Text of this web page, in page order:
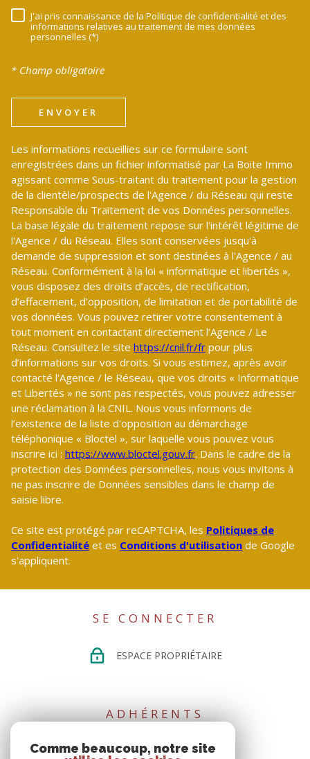
RÈGLEMENTATION
J'ai pris connaissance de la Politique de confidentialité et des
informations relatives au traitement de mes données
personnelles (*)
* Champ obligatoire
ENVOYER
Les informations recueillies sur ce formulaire sont
enregistrées dans un fichier informatisé par La Boite Immo
agissant comme Sous-traitant du traitement pour la gestion
de la clientèle/prospects de l'Agence / du Réseau qui reste
Responsable du Traitement de vos Données personnelles.
La base légale du traitement repose sur l'intérêt légitime de
l'Agence / du Réseau. Elles sont conservées jusqu'à
demande de suppression et sont destinées à l'Agence / au
Réseau. Conformément à la loi « informatique et libertés »,
vous disposez des droits d’accès, de rectification,
d’effacement, d’opposition, de limitation et de portabilité de
vos données. Vous pouvez retirer votre consentement à
tout moment en contactant directement l’Agence / Le
Réseau. Consultez le site https://cnil.fr/fr pour plus
d’informations sur vos droits. Si vous estimez, après avoir
contacté l'Agence / le Réseau, que vos droits « Informatique
et Libertés » ne sont pas respectés, vous pouvez adresser
une réclamation à la CNIL. Nous vous informons de
l’existence de la liste d'opposition au démarchage
téléphonique « Bloctel », sur laquelle vous pouvez vous
inscrire ici : https://www.bloctel.gouv.fr. Dans le cadre de la
protection des Données personnelles, nous vous invitons à
ne pas inscrire de Données sensibles dans le champ de
saisie libre.
Ce site est protégé par reCAPTCHA, les Politiques de
Confidentialité et es Conditions d'utilisation de Google
s'appliquent.
SE CONNECTER
ESPACE PROPRIÉTAIRE
ADHÉRENTS
Comme beaucoup, notre site